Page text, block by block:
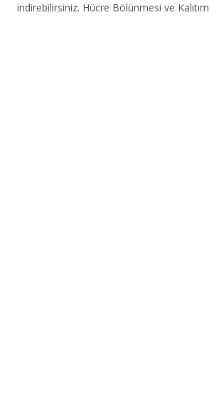
indirebilirsiniz. Hücre Bölünmesi ve Kalıtım